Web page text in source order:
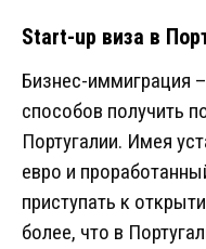
Start-up виза в
Бизнес-иммиграция
способов получить
Португалии. Имея
евро и
приступать к
более, что в